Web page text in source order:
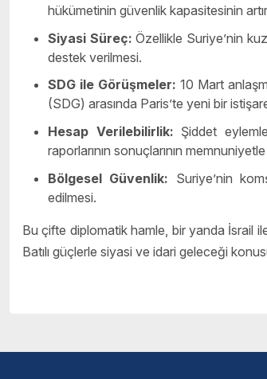
hükümetinin güvenlik kapasitesinin
Siyasi Süreç: Özellikle Suriye’nin
destek verilmesi.
SDG ile Görüşmeler: 10 Mart
(SDG) arasında Paris’te yeni bir
Hesap Verilebilirlik: Şiddet
raporlarının sonuçlarının memnuniyetle
Bölgesel Güvenlik: Suriye’nin
edilmesi.
Bu çifte diplomatik hamle, bir yanda İsrail
Batılı güçlerle siyasi ve idari geleceği